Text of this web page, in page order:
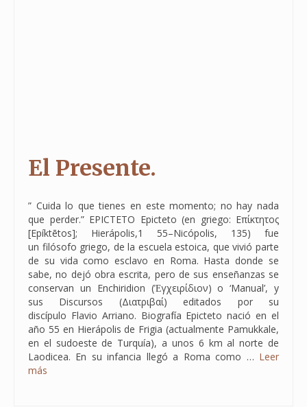
El Presente.
” Cuida lo que tienes en este momento; no hay nada
que perder.” EPICTETO Epicteto (en griego: Επίκτητος
[Epíktētos]; Hierápolis,1​ 55–Nicópolis, 135) fue
un filósofo griego, de la escuela estoica, que vivió parte
de su vida como esclavo en Roma. Hasta donde se
sabe, no dejó obra escrita, pero de sus enseñanzas se
conservan un Enchiridion (Ἐγχειρίδιον) o ‘Manual’, y
sus Discursos (Διατριβαί) editados por su
discípulo Flavio Arriano. Biografía Epicteto nació en el
año 55 en Hierápolis de Frigia (actualmente Pamukkale,
en el sudoeste de Turquía), a unos 6 km al norte de
Laodicea. En su infancia llegó a Roma como … Leer
más